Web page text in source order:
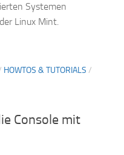
Systemen
Linux Mint.
HOWTOS & TUTORIALS /
Console mit